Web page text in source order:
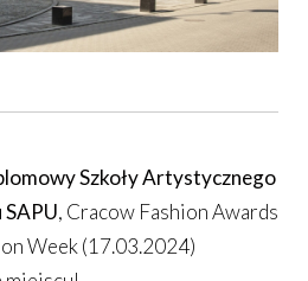
Szkoły Artystycznego
, Cracow Fashion Awards
Week (17.03.2024)